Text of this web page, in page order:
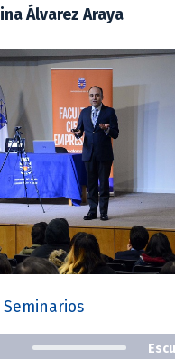
Álvarez Araya
Seminarios